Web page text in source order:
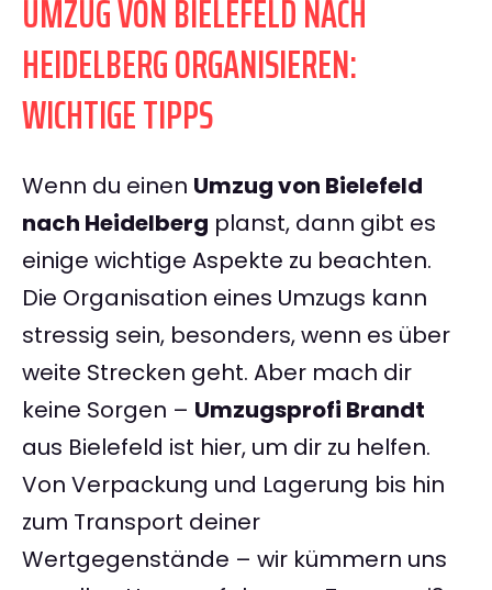
UMZUG VON BIELEFELD NACH
HEIDELBERG ORGANISIEREN:
WICHTIGE TIPPS
Wenn du einen Umzug von Bielefeld
nach Heidelberg planst, dann gibt es
einige wichtige Aspekte zu beachten.
Die Organisation eines Umzugs kann
stressig sein, besonders, wenn es über
weite Strecken geht. Aber mach dir
keine Sorgen – Umzugsprofi Brandt
aus Bielefeld ist hier, um dir zu helfen.
Von Verpackung und Lagerung bis hin
zum Transport deiner
Wertgegenstände – wir kümmern uns